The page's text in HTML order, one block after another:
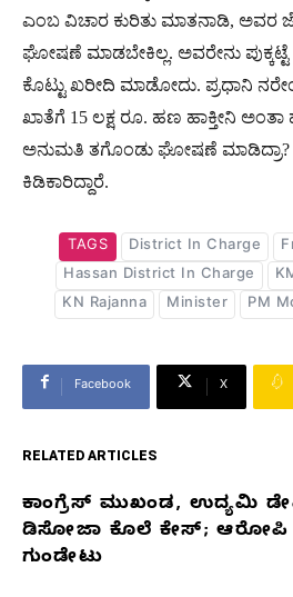
ಎಂಬ ವಿಚಾರ ಕುರಿತು ಮಾತನಾಡಿ, ಅವರ
ಘೋಷಣೆ ಮಾಡಬೇಕಿಲ್ಲ. ಅವರೇನು ಪುಕ್ಕಟ್ಟೆ
ಕೊಟ್ಟು ಖರೀದಿ ಮಾಡೋದು. ಪ್ರಧಾನಿ
ಖಾತೆಗೆ 15 ಲಕ್ಷ ರೂ. ಹಣ ಹಾಕ್ತೀನಿ ಅಂತಾ
ಅನುಮತಿ ತಗೊಂಡು ಘೋಷಣೆ ಮಾಡಿದ್ರಾ?
ಕಿಡಿಕಾರಿದ್ದಾರೆ.
TAGS District In Charge
Hassan District In Charge
KN Rajanna
Minister PM
Facebook X
RELATED ARTICLES
RELATED
ಕಾಂಗ್ರೆಸ್‌ ಮುಖಂಡ, ಉದ್ಯಮಿ
ಡಿಸೋಜಾ ಕೊಲೆ ಕೇಸ್;‌ ಆರೋಪಿ
ಗುಂಡೇಟು